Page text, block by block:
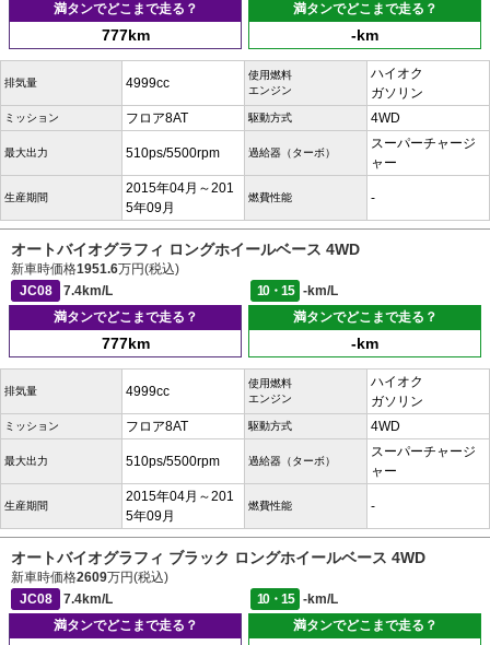
満タンでどこまで走る？
777km
満タンでどこまで走る？
-km
排気量 4999cc
使用燃料
エンジン
ハイオク
ガソリン
ミッション フロア8AT 駆動方式 4WD
最大出力 510ps/5500rpm 過給器（ターボ）
スーパーチャージ
ャー
生産期間
2015年04月～201
5年09月
燃費性能 -
オートバイオグラフィ ロングホイールベース 4WD
新車時価格1951.6万円(税込)
JC08
7.4km/L 10・15
-km/L
満タンでどこまで走る？
777km
満タンでどこまで走る？
-km
排気量 4999cc
使用燃料
エンジン
ハイオク
ガソリン
ミッション フロア8AT 駆動方式 4WD
最大出力 510ps/5500rpm 過給器（ターボ）
スーパーチャージ
ャー
生産期間
2015年04月～201
5年09月
燃費性能 -
オートバイオグラフィ ブラック ロングホイールベース 4WD
新車時価格2609万円(税込)
JC08
7.4km/L 10・15
-km/L
満タンでどこまで走る？
満タンでどこまで走る？